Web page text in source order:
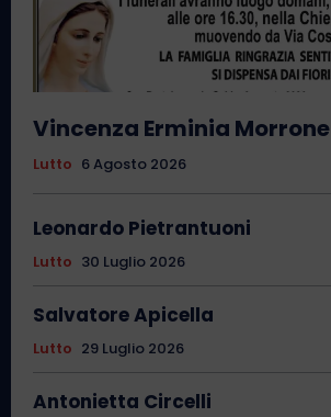
Vincenza Erminia Morrone
Lutto 6 Agosto 2026
Leonardo Pietrantuoni
Lutto 30 Luglio 2026
Salvatore Apicella
Lutto 29 Luglio 2026
Antonietta Circelli